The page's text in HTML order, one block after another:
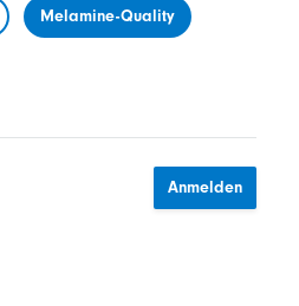
Melamine-Quality
Anmelden